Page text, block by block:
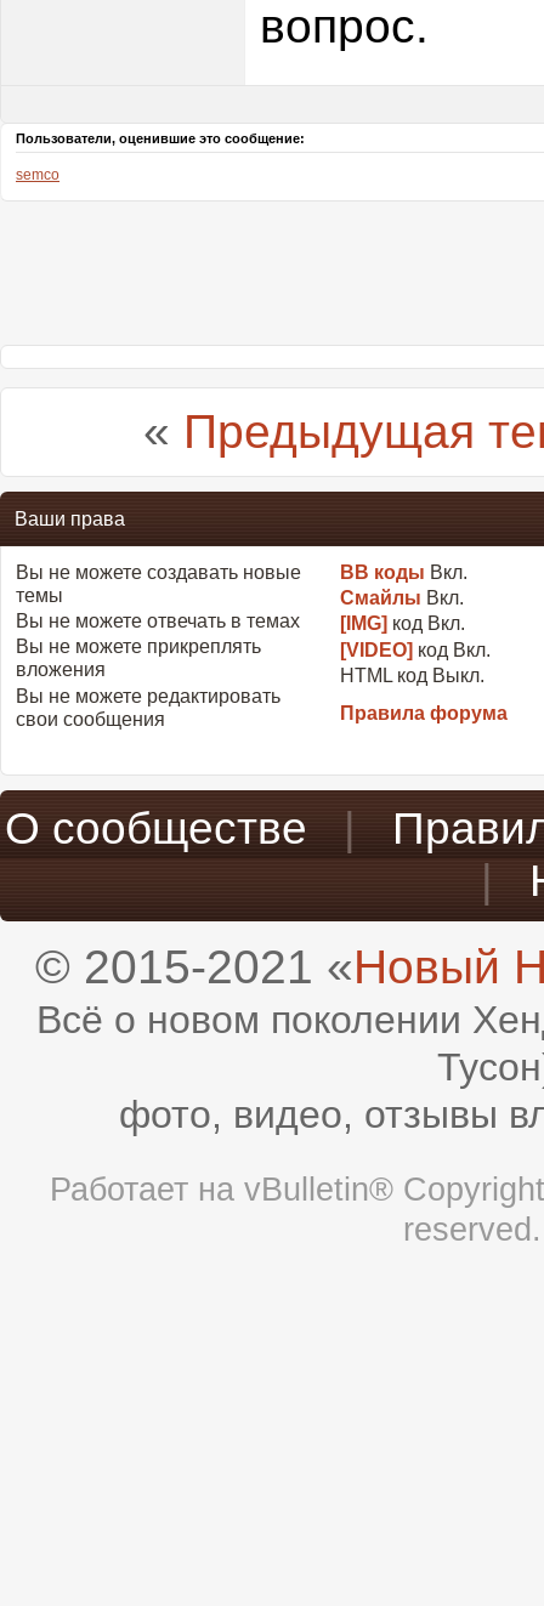
вопрос.
Пользователи, оценившие это сообщение:
semco
« Предыдущая
Ваши права
Вы не можете создавать новые
темы
Вы не можете отвечать в темах
Вы не можете прикреплять
вложения
Вы не можете редактировать
свои сообщения
BB коды Вкл.
Смайлы Вкл.
[IMG] код Вкл.
[VIDEO] код Вкл.
HTML код Выкл.
Правила форума
О сообществе |
|
© 2015-2021 «Новый
Всё о новом поколении
фото, видео, отзывы
Работает на vBulletin®